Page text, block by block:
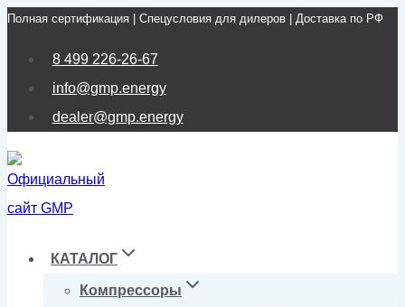
Перейти
Полная сертификация | Спецусловия для дилеров | Доставка по РФ
8 499 226-26-67
info@gmp.energy
dealer@gmp.energy
КАТАЛОГ
Компрессоры